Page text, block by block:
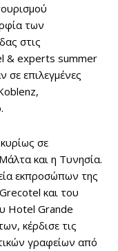
των
στις
& experts summer
σε επιλεγμένες
σε
και η Τυνησία.
εκπροσώπων της
και του
Hotel Grande
κέρδισε τις
γραφείων από